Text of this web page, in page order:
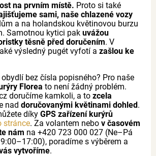
na prvním místě. Proto si také
sami, naše chlazené vozy
a na holandskou květinovou burzu
Samotnou kytici pak uvážou
těsně před doručením. V
výsledný pugét vyfotí a zašlou ke
bez čísla popisného? Pro naše
Florea to není žádný problém.
doručíme kamkoli, a to zcela
nad doručovanými květinami dohled.
díky GPS zařízení kurýrů
stránce. Za volantem nebo v časovém
nám na +420 723 000 027 (Ne–Pá
poradíme s výběrem a
vytvoříme.